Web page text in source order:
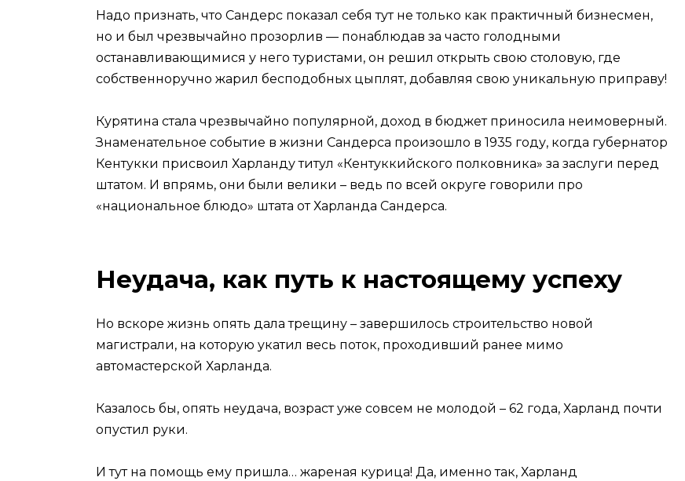
Надо признать, что Сандерс показал себя тут не только как практичный бизнесмен,
но и был чрезвычайно прозорлив — понаблюдав за часто голодными
останавливающимися у него туристами, он решил открыть свою столовую, где
собственноручно жарил бесподобных цыплят, добавляя свою уникальную приправу!
Курятина стала чрезвычайно популярной, доход в бюджет приносила неимоверный.
Знаменательное событие в жизни Сандерса произошло в 1935 году, когда губернатор
Кентукки присвоил Харланду титул «Кентуккийского полковника» за заслуги перед
штатом. И впрямь, они были велики – ведь по всей округе говорили про
«национальное блюдо» штата от Харланда Сандерса.
Неудача, как путь к настоящему успеху
Но вскоре жизнь опять дала трещину – завершилось строительство новой
магистрали, на которую укатил весь поток, проходивший ранее мимо
автомастерской Харланда.
Казалось бы, опять неудача, возраст уже совсем не молодой – 62 года, Харланд почти
опустил руки.
И тут на помощь ему пришла… жареная курица! Да, именно так, Харланд